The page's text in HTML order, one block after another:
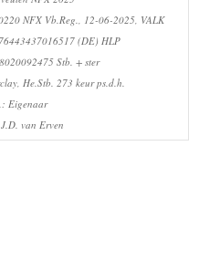
NFX Vb.Reg., 12-06-2025, VALK
(DE) HLP
Stb. + ster
He.Stb. 273 keur ps.d.h.
Eigenaar
van Erven